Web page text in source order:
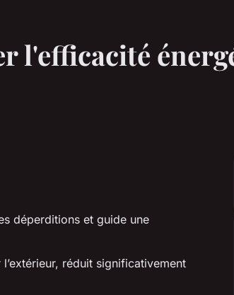
l'efficacité
déperditions et guide une
réduit significativement